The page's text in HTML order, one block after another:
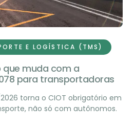
E LOGÍSTICA (TMS)
que muda com a
para transportadoras
torna o CIOT obrigatório em
não só com autônomos.